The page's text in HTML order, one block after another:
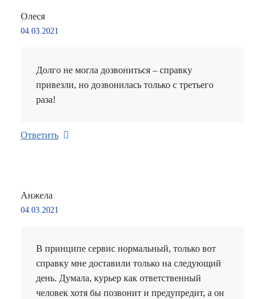
Олеся
04.03.2021
Долго не могла дозвониться – справку
привезли, но дозвонилась только с третьего
раза!
Ответить
Анжела
04.03.2021
В принципе сервис нормальный, только вот
справку мне доставили только на следующий
день. Думала, курьер как ответственный
человек хотя бы позвонит и предупредит, а он